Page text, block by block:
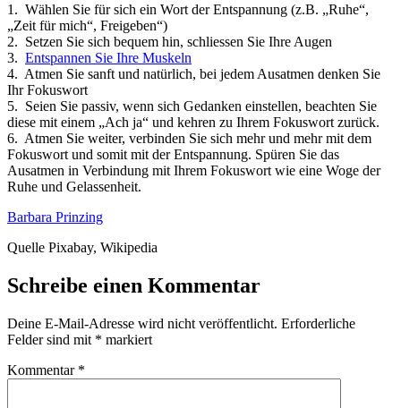
1. Wählen Sie für sich ein Wort der Entspannung (z.B. „Ruhe“,
„Zeit für mich“, Freigeben“)
2. Setzen Sie sich bequem hin, schliessen Sie Ihre Augen
3. Entspannen Sie Ihre Muskeln
4. Atmen Sie sanft und natürlich, bei jedem Ausatmen denken Sie
Ihr Fokuswort
5. Seien Sie passiv, wenn sich Gedanken einstellen, beachten Sie
diese mit einem „Ach ja“ und kehren zu Ihrem Fokuswort zurück.
6. Atmen Sie weiter, verbinden Sie sich mehr und mehr mit dem
Fokuswort und somit mit der Entspannung. Spüren Sie das
Ausatmen in Verbindung mit Ihrem Fokuswort wie eine Woge der
Ruhe und Gelassenheit.
Barbara Prinzing
Quelle Pixabay, Wikipedia
Schreibe einen Kommentar
Deine E-Mail-Adresse wird nicht veröffentlicht. Erforderliche
Felder sind mit * markiert
Kommentar *